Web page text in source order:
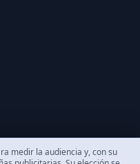
medir la audiencia y, con su